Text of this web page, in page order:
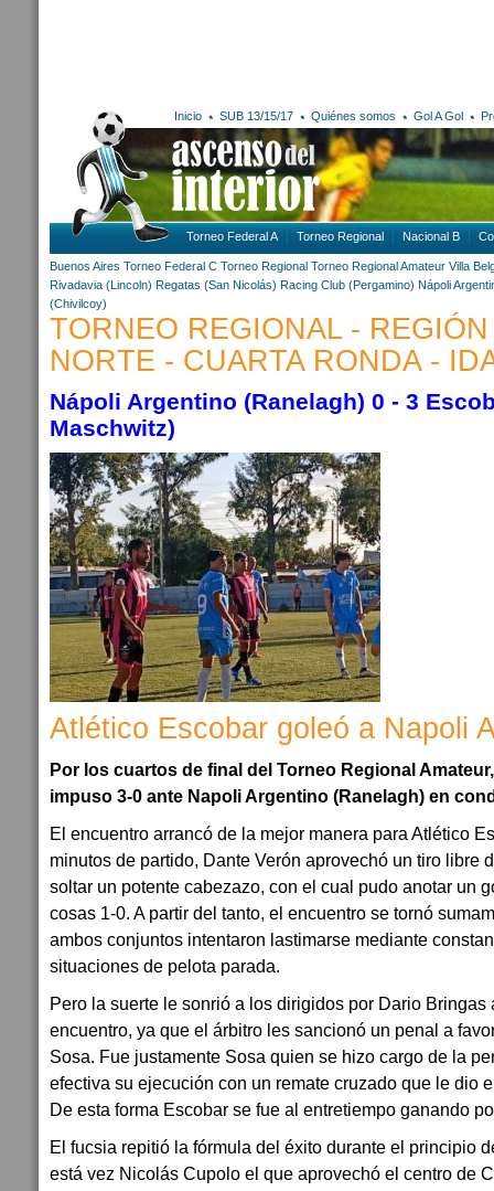
Inicio SUB 13/15/17 Quiénes somos Gol A Gol
Torneo Federal A Torneo Regional Nacional B
Buenos Aires Torneo Federal C Torneo Regional Torneo Regional Amateur Villa
Rivadavia (Lincoln) Regatas (San Nicolás) Racing Club (Pergamino) Nápoli
(Chivilcoy)
TORNEO REGIONAL -
NORTE - CUARTA RONDA -
Nápoli Argentino (Ranelagh) 0 - 3
Maschwitz)
Atlético Escobar goleó a Napoli
Por los cuartos de final del Torneo Regional
impuso 3-0 ante Napoli Argentino (Ranelagh) en
El encuentro arrancó de la mejor manera para Atlético
minutos de partido, Dante Verón aprovechó un tiro libre
soltar un potente cabezazo, con el cual pudo anotar un
cosas 1-0. A partir del tanto, el encuentro se tornó
ambos conjuntos intentaron lastimarse mediante
situaciones de pelota parada.
Pero la suerte le sonrió a los dirigidos por Dario Bringas
encuentro, ya que el árbitro les sancionó un penal a
Sosa. Fue justamente Sosa quien se hizo cargo de la
efectiva su ejecución con un remate cruzado que le dio
De esta forma Escobar se fue al entretiempo ganando
El fucsia repitió la fórmula del éxito durante el principio
está vez Nicolás Cupolo el que aprovechó el centro de